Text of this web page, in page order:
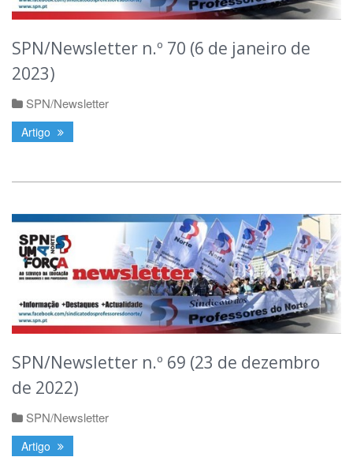
SPN/Newsletter n.º 70 (6 de janeiro de
2023)
SPN/Newsletter
Artigo
SPN/Newsletter n.º 69 (23 de dezembro
de 2022)
SPN/Newsletter
Artigo